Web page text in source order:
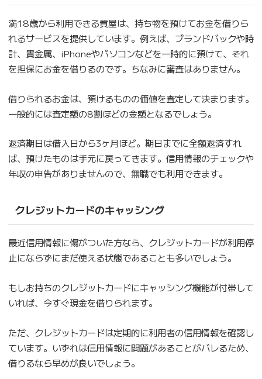
満18歳から利用できる質屋は、持ち物を預けてお金を借りら
れるサービスを提供しています。例えば、ブランドバックや時
計、貴金属、iPhoneやパソコンなどを一時的に預けて、それ
を担保にお金を借りるのです。ちなみに審査はありません。
借りられるお金は、預けるものの価値を査定して決まります。
一般的には査定額の8割ほどの金額となるでしょう。
返済期日は借入日から3ヶ月ほど。期日までに全額返済すれ
ば、預けたものは手元に戻ってきます。信用情報のチェックや
年収の申告がありませんので、無職でも利用できます。
クレジットカードのキャッシング
最近信用情報に傷がついた方なら、クレジットカードが利用停
止にならずにまだ使える状態であることも多いでしょう。
もしお持ちのクレジットカードにキャッシング機能が付帯して
いれば、今すぐ現金を借りられます。
ただ、クレジットカードは定期的に利用者の信用情報を確認し
ています。いずれは信用情報に問題があることがバレるため、
借りるなら早めが良いでしょう。